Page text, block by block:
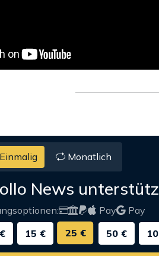
Monatlich
News
Pay
Pay
15 € 25 € 50 €